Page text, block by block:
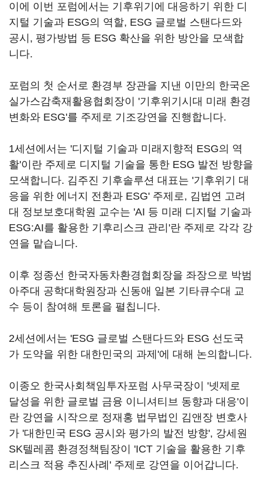
이에 이번 포럼에서는 기후위기에 대응하기 위한 디
지털 기술과 ESG의 역할, ESG 글로벌 스탠다드와
공시, 평가방법 등 ESG 확산을 위한 방안을 모색합
니다.
포럼의 첫 순서로 환경부 장관을 지낸 이만의 한국온
실가스감축재활용협회장이 '기후위기시대 미래 환경
변화와 ESG'를 주제로 기조강연을 진행합니다.
1세션에서는 '디지털 기술과 미래지향적 ESG의 역
활'이란 주제로 디지털 기술을 통한 ESG 발전 방향을
모색합니다. 김주진 기후솔루션 대표는 '기후위기 대
응을 위한 에너지 전환과 ESG' 주제로, 김법연 고려
대 정보보호대학원 교수는 'AI 등 미래 디지털 기술과
ESG:AI를 활용한 기후리스크 관리'란 주제로 각각 강
연을 맡습니다.
이후 정종선 한국자동차환경협회장을 좌장으로 박범
아주대 공학대학원장과 신동애 일본 기타큐수대 교
수 등이 참여해 토론을 펼칩니다.
2세션에서는 'ESG 글로벌 스탠다드와 ESG 선도국
가 도약을 위한 대한민국의 과제'에 대해 논의합니다.
이종오 한국사회책임투자포럼 사무국장이 '넷제로
달성을 위한 글로벌 금융 이니셔티브 동향과 대응'이
란 강연을 시작으로 정재홍 법무법인 김앤장 변호사
가 '대한민국 ESG 공시와 평가의 발전 방향', 강세원
SK텔레콤 환경정책팀장이 'ICT 기술을 활용한 기후
리스크 적용 추진사례' 주제로 강연을 이어갑니다.